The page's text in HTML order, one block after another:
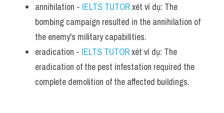
annihilation - IELTS TUTOR xét ví dụ: The
bombing campaign resulted in the annihilation of
the enemy's military capabilities.
eradication - IELTS TUTOR xét ví dụ: The
eradication of the pest infestation required the
complete demolition of the affected buildings.